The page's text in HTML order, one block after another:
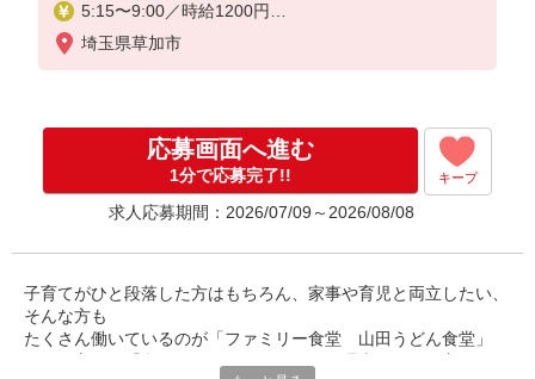
5:15〜9:00／時給1200円
9:00〜21:30／時給1150円
日・祝日は時給50円アップ！（9時〜22時）
埼玉県草加市
応募画面へ進む
1分で応募完了!! キープ
求人応募期間：2026/07/09～2026/08/08
子育てがひと段落した方はもちろん、家事や育児と両立したい、
そんな方も
たくさん働いているのが「ファミリー食堂 山田うどん食堂」